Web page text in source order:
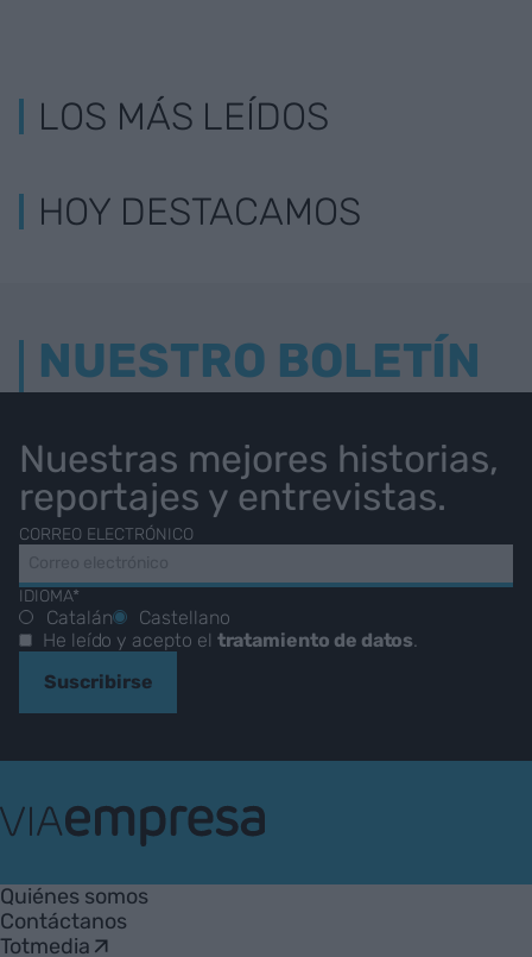
LOS MÁS LEÍDOS
HOY DESTACAMOS
NUESTRO BOLETÍN
Nuestras mejores historias,
reportajes y entrevistas.
CORREO ELECTRÓNICO
IDIOMA*
Catalán
Castellano
He leído y acepto el tratamiento de datos.
Suscribirse
Empresa
Quiénes somos
Contáctanos
Totmedia